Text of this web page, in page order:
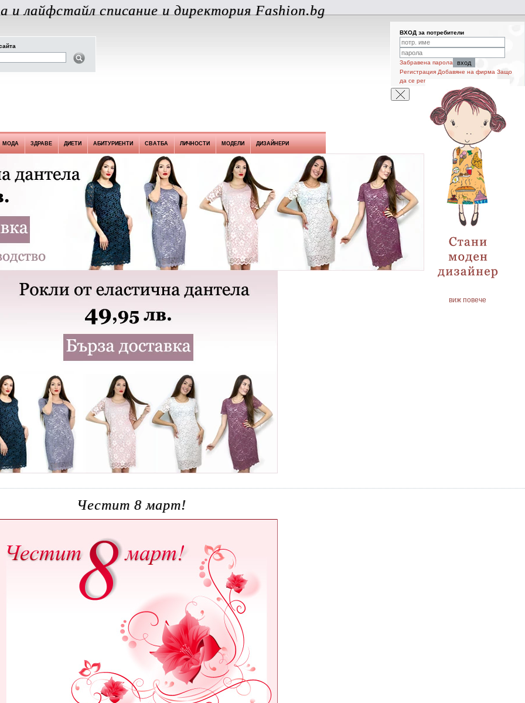
и лайфстайл списание и директория Fashion.bg
ВХОД за потребители
Забравена парола
Регистрация Добавяне на фирма Защо
да се регистрирам
МОДА ЗДРАВЕ ДИЕТИ АБИТУРИЕНТИ СВАТБА ЛИЧНОСТИ МОДЕЛИ ДИЗАЙНЕРИ
Честит 8 март!
виж повече